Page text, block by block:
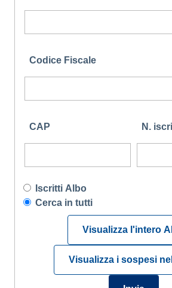
Codice Fiscale
CAP N.
Iscritti Albo
Cerca in tutti
Visualizza l'intero
Visualizza i sospesi